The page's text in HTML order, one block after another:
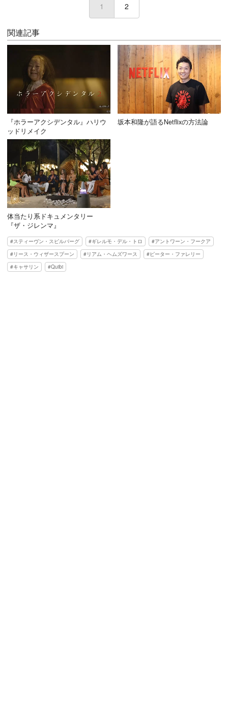
1 (current)
2
関連記事
『ホラーアクシデンタル』ハリウ
ッドリメイク
坂本和隆が語るNetflixの方法論
体当たり系ドキュメンタリー
『ザ・ジレンマ』
スティーヴン・スピルバーグ ギレルモ・デル・トロ
アントワーン・フークア
リース・ウィザースプーン
リアム・ヘムズワース
ピーター・ファレリー
キャサリン
Quibi